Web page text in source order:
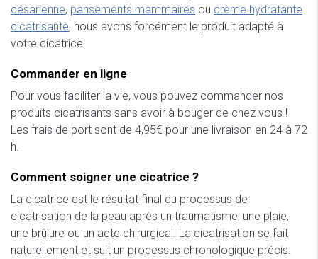
césarienne, pansements mammaires ou crème hydratante
cicatrisante, nous avons forcément le produit adapté à
votre cicatrice.
Commander en ligne
Pour vous faciliter la vie, vous pouvez commander nos
produits cicatrisants sans avoir à bouger de chez vous !
Les frais de port sont de 4,95€ pour une livraison en 24 à 72
h.
Comment soigner une cicatrice ?
La cicatrice est le résultat final du processus de
cicatrisation de la peau après un traumatisme, une plaie,
une brûlure ou un acte chirurgical. La cicatrisation se fait
naturellement et suit un processus chronologique précis.